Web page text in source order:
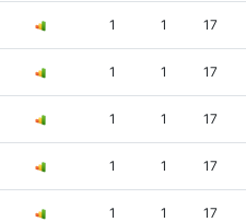
1 1 17
1 1 17
1 1 17
1 1 17
1 1 17